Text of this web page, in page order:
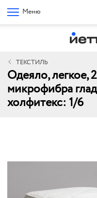
Меню
ТЕКСТИЛЬ
Одеяло, легкое,
микрофибра
холфитекс: 1/6